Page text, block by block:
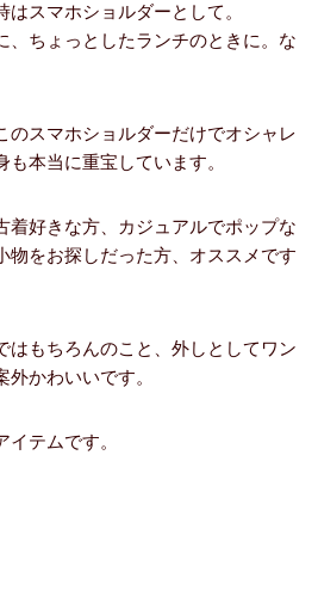
スマホショルダーとして。
、ちょっとしたランチのときに。な
のスマホショルダーだけでオシャレ
本当に重宝しています。
着好きな方、カジュアルでポップな
物をお探しだった方、オススメです
はもちろんのこと、外しとしてワン
かわいいです。
テムです。